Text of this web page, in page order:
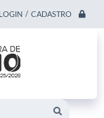
LOGIN / CADASTRO